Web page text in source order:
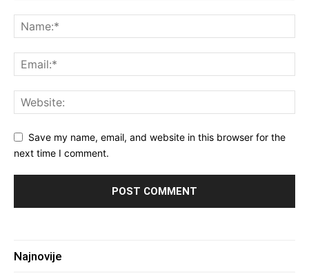
Save my name, email, and website in this browser for the
next time I comment.
Najnovije